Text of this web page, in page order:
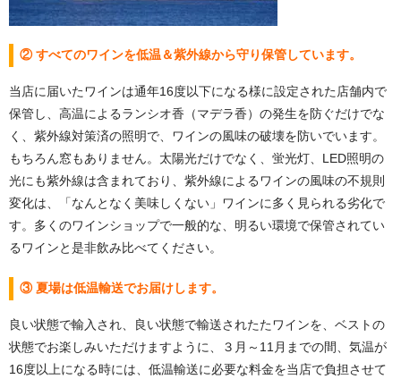
② すべてのワインを低温＆紫外線から守り保管しています。
当店に届いたワインは通年16度以下になる様に設定された店舗内で
保管し、高温によるランシオ香（マデラ香）の発生を防ぐだけでな
く、紫外線対策済の照明で、ワインの風味の破壊を防いでいます。
もちろん窓もありません。太陽光だけでなく、蛍光灯、LED照明の
光にも紫外線は含まれており、紫外線によるワインの風味の不規則
変化は、「なんとなく美味しくない」ワインに多く見られる劣化で
す。多くのワインショップで一般的な、明るい環境で保管されてい
るワインと是非飲み比べてください。
③ 夏場は低温輸送でお届けします。
良い状態で輸入され、良い状態で輸送されたたワインを、ベストの
状態でお楽しみいただけますように、３月～11月までの間、気温が
16度以上になる時には、低温輸送に必要な料金を当店で負担させて